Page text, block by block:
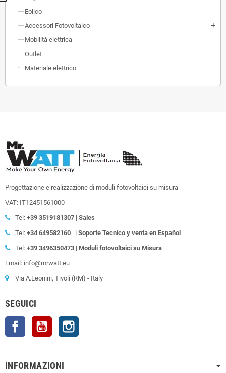
Eolico
Accessori Fotovoltaico
add
Mobilità elettrica
Outlet
Materiale elettrico
Progettazione e realizzazione di moduli fotovoltaici su misura
VAT: IT12451561000
Tel: +39 3519181307 | Sales
Tel: +34 649582160 | Soporte Tecnico y venta en Español
Tel: +39 3496350473 | Moduli fotovoltaici su Misura
Email: info@mrwatt.eu
Via A.Leonini, Tivoli (RM) - Italy
SEGUICI
Facebook YouTube
INFORMAZIONI